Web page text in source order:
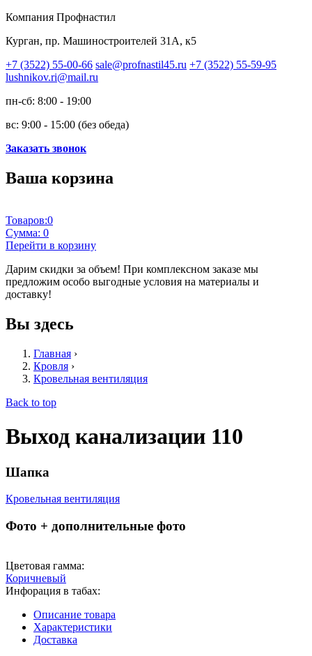
Компания Профнастил
Курган, пр. Машиностроителей 31А, к5
+7 (3522) 55-00-66 sale@profnastil45.ru +7 (3522) 55-59-95
lushnikov.ri@mail.ru
пн-сб: 8:00 - 19:00
вс: 9:00 - 15:00 (без обеда)
Заказать звонок
Ваша корзина
Товаров:0
Сумма: 0
Перейти в корзину
Дарим скидки за объем! При комплексном заказе мы
предложим особо выгодные условия на материалы и
доставку!
Вы здесь
Главная ›
Кровля ›
Кровельная вентиляция
Back to top
Выход канализации 110
Шапка
Кровельная вентиляция
Фото + дополнительные фото
Цветовая гамма:
Коричневый
Инфорация в табах:
Описание товара
Характеристики
Доставка